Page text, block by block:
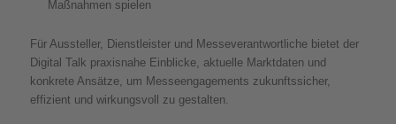
Maßnahmen spielen
Für Aussteller, Dienstleister und Messeverantwortliche bietet der
Digital Talk praxisnahe Einblicke, aktuelle Marktdaten und
konkrete Ansätze, um Messeengagements zukunftssicher,
effizient und wirkungsvoll zu gestalten.